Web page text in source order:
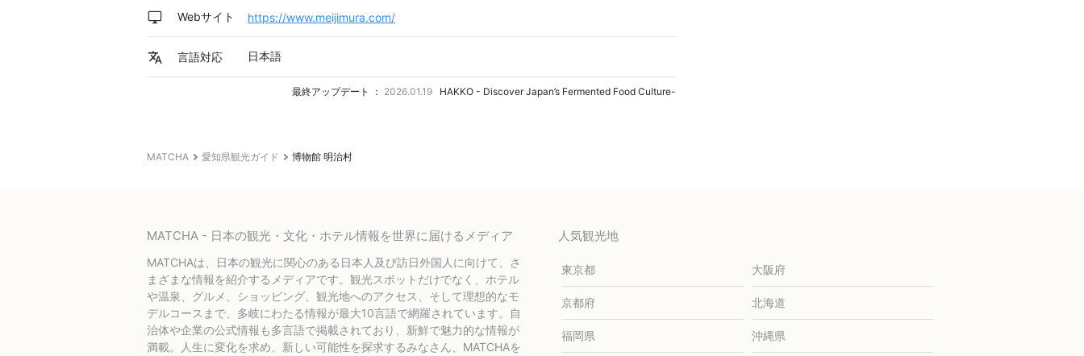
Webサイト https://www.meijimura.com/
言語対応 日本語
最終アップデート ： 2026.01.19 HAKKO - Discover Japan’s Fermented Food Culture-
MATCHA 愛知県観光ガイド 博物館 明治村
MATCHA - 日本の観光・文化・ホテル情報を世界に届けるメディア
MATCHAは、日本の観光に関心のある日本人及び訪日外国人に向けて、さ
まざまな情報を紹介するメディアです。観光スポットだけでなく、ホテル
や温泉、グルメ、ショッピング、観光地へのアクセス、そして理想的なモ
デルコースまで、多岐にわたる情報が最大10言語で網羅されています。自
治体や企業の公式情報も多言語で掲載されており、新鮮で魅力的な情報が
満載。人生に変化を求め、新しい可能性を探求するみなさん、MATCHAを
人気観光地
東京都 大阪府
京都府 北海道
福岡県 沖縄県